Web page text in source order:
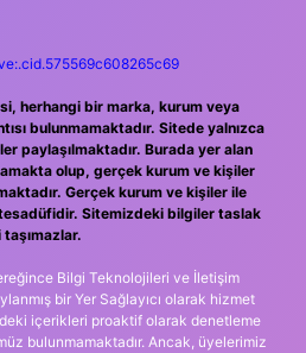
herhangi bir marka, kurum veya
bulunmamaktadır. Sitede yalnızca
paylaşılmaktadır. Burada yer alan
olup, gerçek kurum ve kişiler
Gerçek kurum ve kişiler ile
Sitemizdeki bilgiler taslak
Bilgi Teknolojileri ve İletişim
bir Yer Sağlayıcı olarak hizmet
içerikleri proaktif olarak denetleme
bulunmamaktadır. Ancak, üyelerimiz